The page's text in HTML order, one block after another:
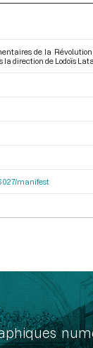
de la
la direction de Lodoïs
manifest